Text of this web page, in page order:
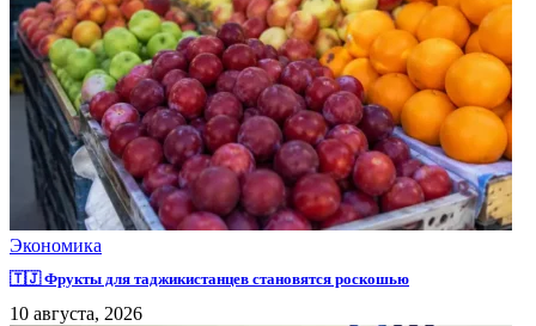
Экономика
🇹🇯 Фрукты для таджикистанцев становятся роскошью
10 августа, 2026